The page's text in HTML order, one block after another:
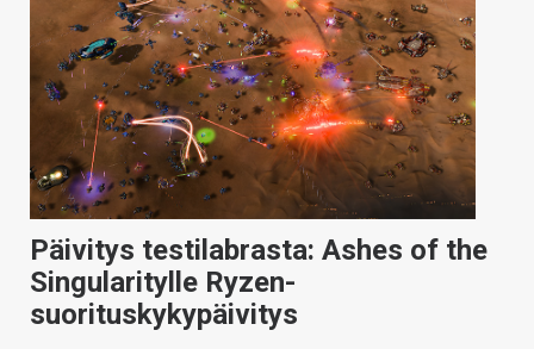
Päivitys testilabrasta: Ashes of the
Singularitylle Ryzen-
suorituskykypäivitys